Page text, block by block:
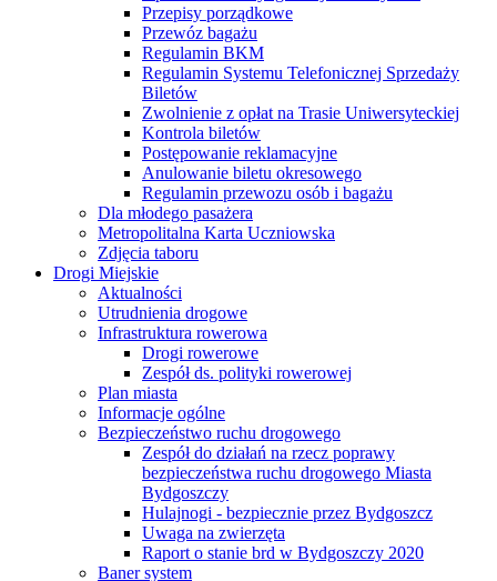
Przepisy porządkowe
Przewóz bagażu
Regulamin BKM
Regulamin Systemu Telefonicznej Sprzedaży
Biletów
Zwolnienie z opłat na Trasie Uniwersyteckiej
Kontrola biletów
Postępowanie reklamacyjne
Anulowanie biletu okresowego
Regulamin przewozu osób i bagażu
Dla młodego pasażera
Metropolitalna Karta Uczniowska
Zdjęcia taboru
Drogi Miejskie
Aktualności
Utrudnienia drogowe
Infrastruktura rowerowa
Drogi rowerowe
Zespół ds. polityki rowerowej
Plan miasta
Informacje ogólne
Bezpieczeństwo ruchu drogowego
Zespół do działań na rzecz poprawy
bezpieczeństwa ruchu drogowego Miasta
Bydgoszczy
Hulajnogi - bezpiecznie przez Bydgoszcz
Uwaga na zwierzęta
Raport o stanie brd w Bydgoszczy 2020
Baner system